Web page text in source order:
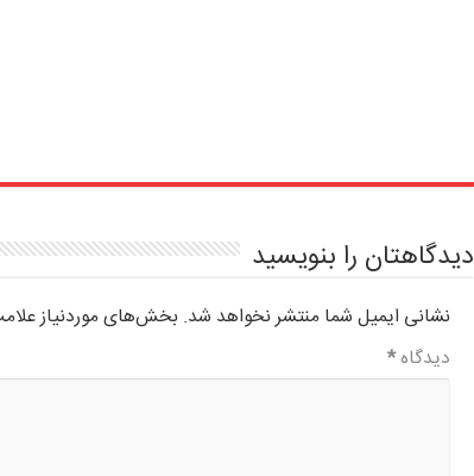
دیدگاهتان را بنویسید
نشانی ایمیل شما منتشر نخواهد شد. بخش‌های موردنیاز
دیدگاه*